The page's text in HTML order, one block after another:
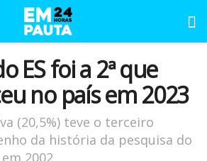
ES foi a 2ª que
no país em 2023
(20,5%) teve o terceiro
da história da pesquisa do
2002